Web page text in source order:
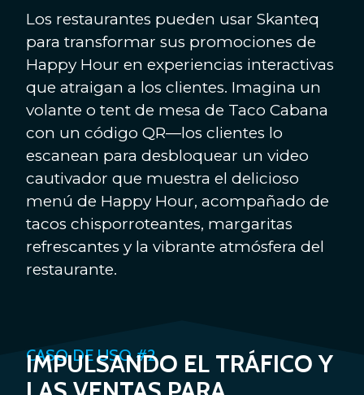
Los restaurantes pueden usar Skanteq
para transformar sus promociones de
Happy Hour en experiencias interactivas
que atraigan a los clientes. Imagina un
volante o tent de mesa de Taco Cabana
con un código QR—los clientes lo
escanean para desbloquear un video
cautivador que muestra el delicioso
menú de Happy Hour, acompañado de
tacos chisporroteantes, margaritas
refrescantes y la vibrante atmósfera del
restaurante.
CASO DE USO #2
IMPULSANDO EL TRÁFICO Y